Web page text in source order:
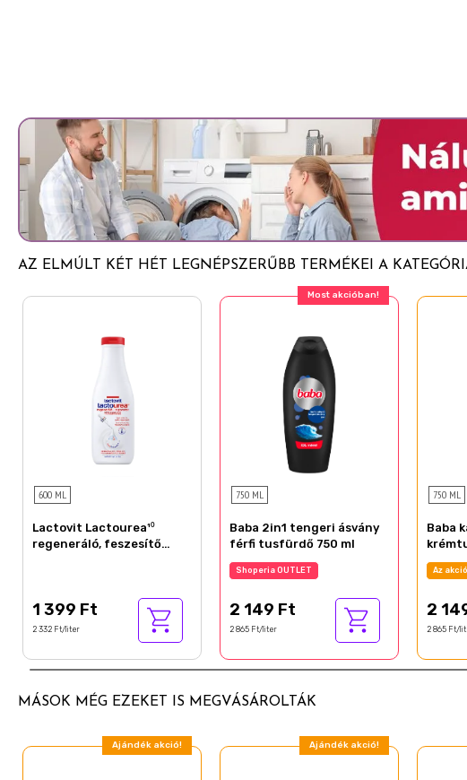
Citric Acid
Lactic Acid
Disodium EDTA
PPG-6
Saccharide Isomerate
Alpha-Isomethyl Ionone
Juniperus Virginiana Oil
Linalyl Acetate
Tetramethyl Acetyloctahydronaphthalenes
CI 42090
AZ ELMÚLT KÉT HÉT LEGNÉPSZERŰBB TERMÉKEI A
600 ML
Lactovit Lactourea¹⁰
regeneráló, feszesítő
1 399 Ft
2 332 Ft/liter
Most akcióban!
750 ML
Baba 2in1 tengeri ásvány
férfi tusfürdő 750 ml
Shoperia OUTLET
2 149 Ft
2 865 Ft/liter
750 ML
Baba
Az
2
2 865 Ft/
MÁSOK MÉG EZEKET IS MEGVÁSÁROLTÁK
Ajándék akció! Ajándék akció!